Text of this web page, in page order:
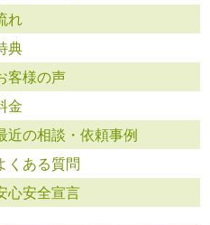
れ
典
客様の声
金
近の相談・依頼事例
くある質問
心安全宣言